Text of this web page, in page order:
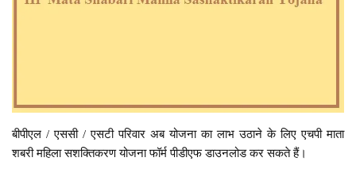
बीपीएल / एससी / एसटी परिवार अब योजना का लाभ उठाने के लिए एचपी माता
शबरी महिला सशक्तिकरण योजना फॉर्म पीडीएफ डाउनलोड कर सकते हैं।